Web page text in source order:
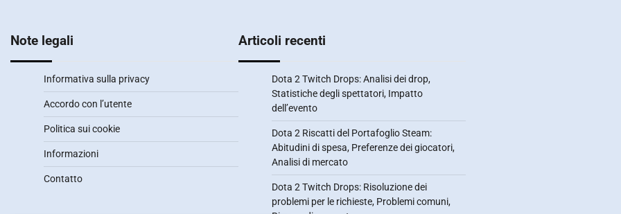
Note legali
Informativa sulla privacy
Accordo con l’utente
Politica sui cookie
Informazioni
Contatto
Articoli recenti
Dota 2 Twitch Drops: Analisi dei drop,
Statistiche degli spettatori, Impatto
dell’evento
Dota 2 Riscatti del Portafoglio Steam:
Abitudini di spesa, Preferenze dei giocatori,
Analisi di mercato
Dota 2 Twitch Drops: Risoluzione dei
problemi per le richieste, Problemi comuni,